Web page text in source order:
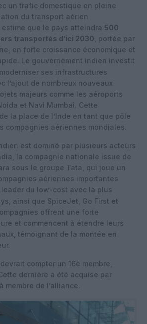
un trafic domestique en pleine
du transport aérien
que le pays atteindra 500
transportés d’ici 2030 , portée par
en forte croissance économique et
Le gouvernement indien investit
ses infrastructures
l’ajout de nombreux nouveaux
majeurs comme les aéroports
et Navi Mumbai. Cette
la place de l’Inde en tant que pôle
compagnies aériennes mondiales.
est dominé par plusieurs acteurs
la compagnie nationale issue de
sous le groupe Tata, qui joue un
aériennes importantes
du low-cost avec la plus
ainsi que SpiceJet, Go First et
offrent une forte
et commencent à étendre leurs
témoignant de la montée en
compter un 16è membre,
dernière a été acquise par
membre de l’alliance.